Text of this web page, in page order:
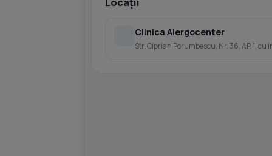
Clinica Alergocenter
Str. Ciprian Porumbescu, Nr. 36, AP. 1,